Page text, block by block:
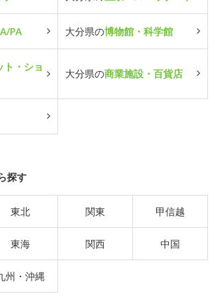
PA 大分県の博物館・科学館
ト・ショ
大分県の商業施設・百貨店
探す
東北 関東 甲信越
東海 関西 中国
州・沖縄